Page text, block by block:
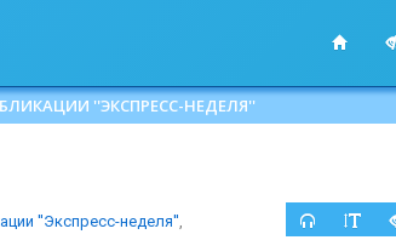
''ЭКСПРЕСС-НЕДЕЛЯ''
''Экспресс-неделя'',